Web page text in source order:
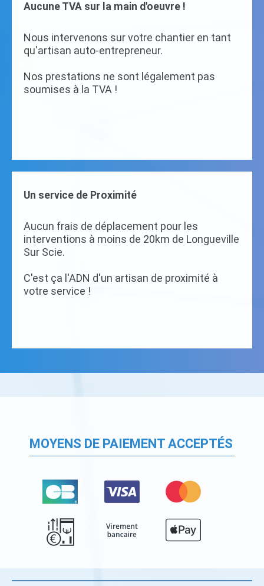
Aucune TVA sur la main d'oeuvre !
Nous intervenons sur votre chantier en tant
qu'artisan auto-entrepreneur.
Nos prestations ne sont légalement pas
soumises à la TVA !
Un service de Proximité
Aucun frais de déplacement pour les
interventions à moins de 20km de Longueville
Sur Scie.
C'est ça l'ADN d'un artisan de proximité à
votre service !
MOYENS DE PAIEMENT ACCEPTÉS